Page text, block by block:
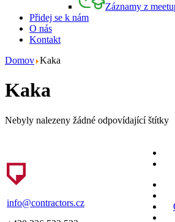
Záznamy z
Přidej se k nám
O nás
Kontakt
Domov Kaka
Kaka
Nebyly nalezeny žádné odpovídající štítky
info@contractors.cz